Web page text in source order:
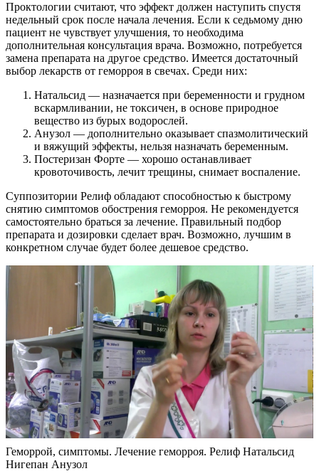
Проктологии считают, что эффект должен наступить спустя
недельный срок после начала лечения. Если к седьмому дню
пациент не чувствует улучшения, то необходима
дополнительная консультация врача. Возможно, потребуется
замена препарата на другое средство. Имеется достаточный
выбор лекарств от геморроя в свечах. Среди них:
Натальсид — назначается при беременности и грудном
вскармливании, не токсичен, в основе природное
вещество из бурых водорослей.
Анузол — дополнительно оказывает спазмолитический
и вяжущий эффекты, нельзя назначать беременным.
Постеризан Форте — хорошо останавливает
кровоточивость, лечит трещины, снимает воспаление.
Суппозитории Релиф обладают способностью к быстрому
снятию симптомов обострения геморроя. Не рекомендуется
самостоятельно браться за лечение. Правильный подбор
препарата и дозировки сделает врач. Возможно, лучшим в
конкретном случае будет более дешевое средство.
Геморрой, симптомы. Лечение геморроя. Релиф Натальсид
Нигепан Анузол